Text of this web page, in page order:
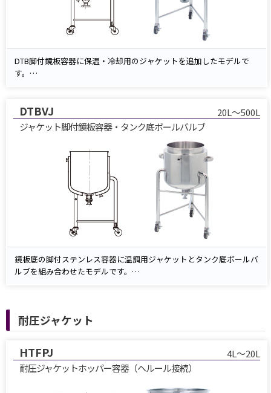
DTB脚付鏡板容器に保温・冷却用のジャケットを追加したモデルで
す。
排出はタンク底バルブからダイレクトに行えるため、残液を最小限に
抑えた効率的な排出が実現します。
DTBVJ
20L～500L
ジャケット脚付鏡板容器・タンク底ボールバルブ
鏡板底の脚付ステンレス容器に温調用ジャケットとタンク底ボールバ
ルブを組み合わせたモデルです。
SUS304／SUS316L、20〜500Lを標準ラインアップ。ノズル追加・計
装ポート・脚高さ・表面仕上げなどのカスタマイズに対応し、製薬・
耐圧ジャケット
HTFPJ
4L～20L
耐圧ジャケットホッパー容器（ヘルール接続）